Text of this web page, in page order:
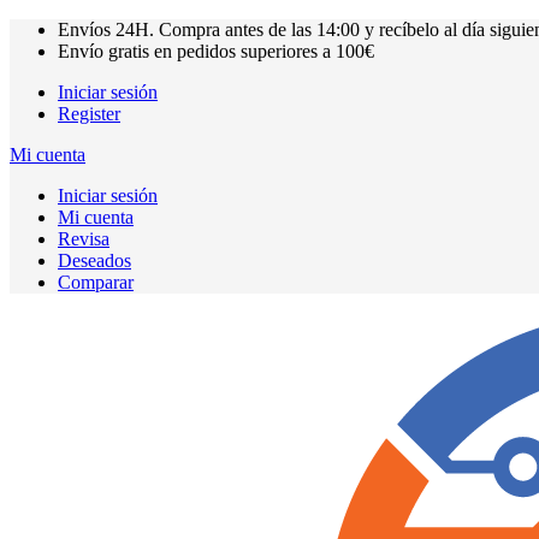
Envíos 24H. Compra antes de las 14:00 y recíbelo al día
Envío gratis en pedidos superiores a 100€
Iniciar sesión
Register
Mi cuenta
Iniciar sesión
Mi cuenta
Revisa
Deseados
Comparar